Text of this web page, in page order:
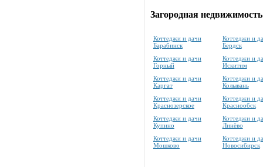
Загородная
Коттеджи и дачи
Барабинск
Коттеджи и
Бердск
Коттеджи и дачи
Горный
Коттеджи и
Искитим
Коттеджи и дачи
Каргат
Коттеджи и
Колывань
Коттеджи и дачи
Краснозерское
Коттеджи и
Краснообск
Коттеджи и дачи
Купино
Коттеджи и
Линёво
Коттеджи и дачи
Мошково
Коттеджи и
Новосибирск